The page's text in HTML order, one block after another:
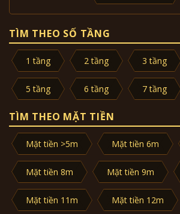
TÌM THEO SỐ TẦNG
1 tầng 2 tầng 3 tầng
5 tầng 6 tầng 7 tầng
TÌM THEO MẶT TIỀN
Mặt tiền >5m Mặt tiền 6m
Mặt tiền 8m Mặt tiền 9m
Mặt tiền 11m Mặt tiền 12m